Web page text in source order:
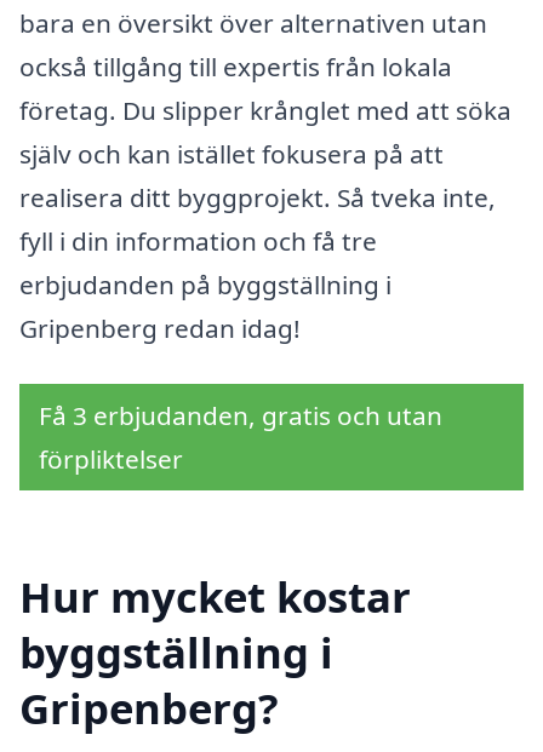
bara en översikt över alternativen utan
också tillgång till expertis från lokala
företag. Du slipper krånglet med att söka
själv och kan istället fokusera på att
realisera ditt byggprojekt. Så tveka inte,
fyll i din information och få tre
erbjudanden på byggställning i
Gripenberg redan idag!
Få 3 erbjudanden, gratis och utan
förpliktelser
Hur mycket kostar
byggställning i
Gripenberg?